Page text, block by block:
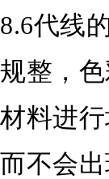
8.6代线
规整，
材料进
而不会